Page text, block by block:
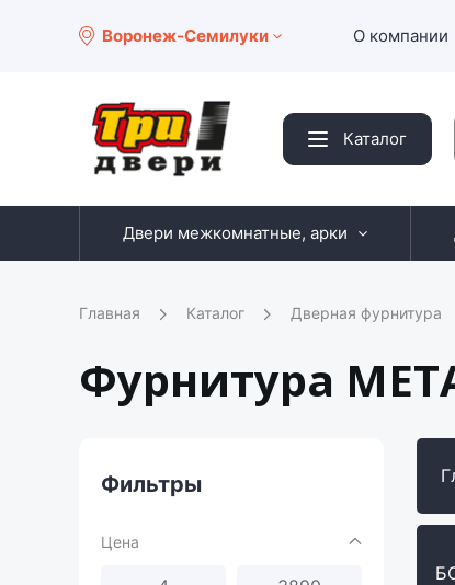
Воронеж-Семилуки О компании
Каталог
Двери межкомнатные, арки
Главная Каталог Дверная фурнитура
Фурнитура
Фильтры
Цена